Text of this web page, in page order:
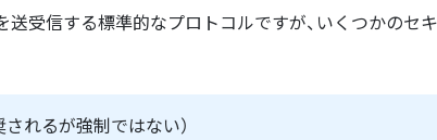
送受信する標準的なプロトコルですが、いくつかのセ
れるが強制ではない）